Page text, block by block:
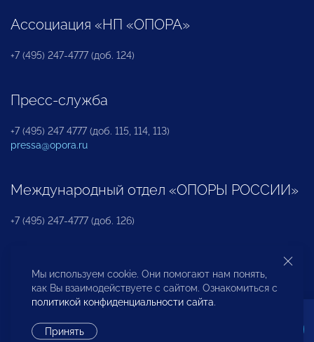
Ассоциация «НП «ОПОРА»
+7 (495) 247-4777 (доб. 124)
Пресс-служба
+7 (495) 247 4777 (доб. 115, 114, 113)
pressa@opora.ru
Международный отдел «ОПОРЫ РОССИИ»
+7 (495) 247-4777 (доб. 126)
Бюро по защите прав предпринимателей и
инвесторов
Мы используем cookie. Они помогают нам понять,
как Вы взаимодействуете с сайтом. Ознакомиться с
политикой конфиденциальности сайта.
Принять